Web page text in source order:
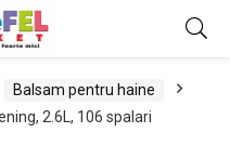
Balsam pentru haine
2.6L, 106 spalari